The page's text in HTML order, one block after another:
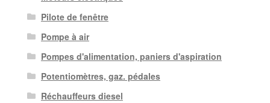
Pilote de fenêtre
Pompe à air
Pompes d'alimentation, paniers d'aspiration
Potentiomètres, gaz. pédales
Réchauffeurs diesel